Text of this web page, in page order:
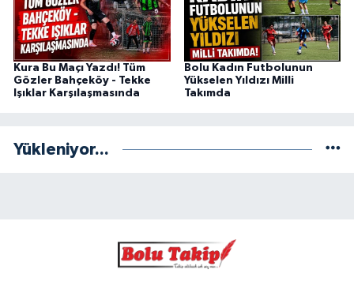
Kura Bu Maçı Yazdı! Tüm
Gözler Bahçeköy - Tekke
Işıklar Karşılaşmasında
Bolu Kadın Futbolunun
Yükselen Yıldızı Milli
Takımda
Yükleniyor...